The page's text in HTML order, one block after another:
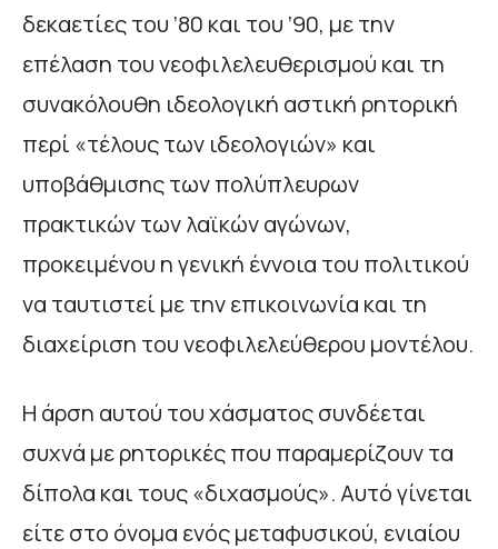
δεκαετίες του ’80 και του ’90, με την
επέλαση του νεοφιλελευθερισμού και τη
συνακόλουθη ιδεολογική αστική ρητορική
περί «τέλους των ιδεολογιών» και
υποβάθμισης των πολύπλευρων
πρακτικών των λαϊκών αγώνων,
προκειμένου η γενική έννοια του πολιτικού
να ταυτιστεί με την επικοινωνία και τη
διαχείριση του νεοφιλελεύθερου μοντέλου.
Η άρση αυτού του χάσματος συνδέεται
συχνά με ρητορικές που παραμερίζουν τα
δίπολα και τους «διχασμούς». Αυτό γίνεται
είτε στο όνομα ενός μεταφυσικού, ενιαίου